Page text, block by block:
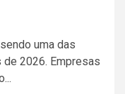
uma das
2026. Empresas